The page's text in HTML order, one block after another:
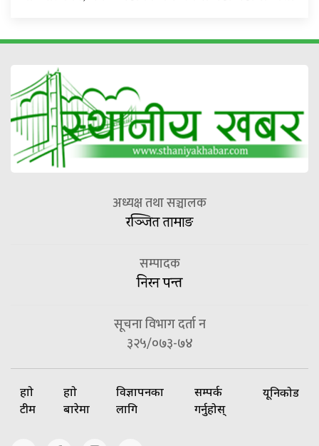
अध्यक्ष तथा सञ्चालक
रञ्जित तामाङ
सम्पादक
निरन पन्त
सूचना विभाग दर्ता न
३२५/०७३-७४
हाम्रो
टीम
हाम्रो
बारेमा
विज्ञापनका
लागि
सम्पर्क
गर्नुहोस्
यूनिकोड